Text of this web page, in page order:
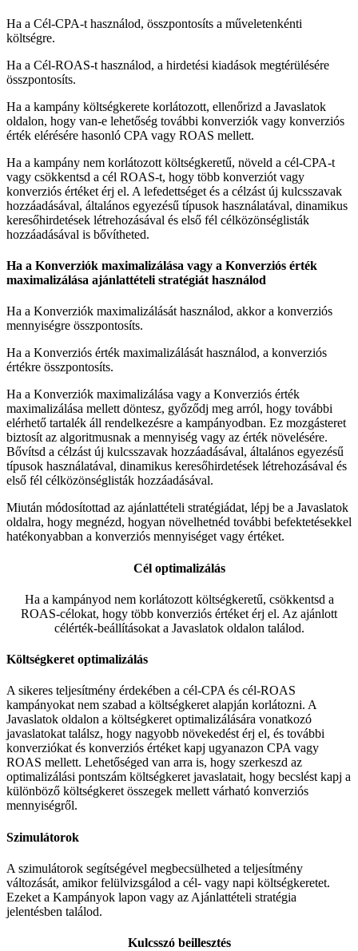
Ha a Cél-CPA-t használod, összpontosíts a műveletenkénti
költségre.
Ha a Cél-ROAS-t használod, a hirdetési kiadások megtérülésére
összpontosíts.
Ha a kampány költségkerete korlátozott, ellenőrizd a Javaslatok
oldalon, hogy van-e lehetőség további konverziók vagy konverziós
érték elérésére hasonló CPA vagy ROAS mellett.
Ha a kampány nem korlátozott költségkeretű, növeld a cél-CPA-t
vagy csökkentsd a cél ROAS-t, hogy több konverziót vagy
konverziós értéket érj el. A lefedettséget és a célzást új kulcsszavak
hozzáadásával, általános egyezésű típusok használatával, dinamikus
keresőhirdetések létrehozásával és első fél célközönséglisták
hozzáadásával is bővítheted.
Ha a Konverziók maximalizálása vagy a Konverziós érték
maximalizálása ajánlattételi stratégiát használod
Ha a Konverziók maximalizálását használod, akkor a konverziós
mennyiségre összpontosíts.
Ha a Konverziós érték maximalizálását használod, a konverziós
értékre összpontosíts.
Ha a Konverziók maximalizálása vagy a Konverziós érték
maximalizálása mellett döntesz, győződj meg arról, hogy további
elérhető tartalék áll rendelkezésre a kampányodban. Ez mozgásteret
biztosít az algoritmusnak a mennyiség vagy az érték növelésére.
Bővítsd a célzást új kulcsszavak hozzáadásával, általános egyezésű
típusok használatával, dinamikus keresőhirdetések létrehozásával és
első fél célközönséglisták hozzáadásával.
Miután módosítottad az ajánlattételi stratégiádat, lépj be a Javaslatok
oldalra, hogy megnézd, hogyan növelhetnéd további befektetésekkel
hatékonyabban a konverziós mennyiséget vagy értéket.
Cél optimalizálás
Ha a kampányod nem korlátozott költségkeretű, csökkentsd a
ROAS-célokat, hogy több konverziós értéket érj el. Az ajánlott
célérték-beállításokat a Javaslatok oldalon találod.
Költségkeret optimalizálás
A sikeres teljesítmény érdekében a cél-CPA és cél-ROAS
kampányokat nem szabad a költségkeret alapján korlátozni. A
Javaslatok oldalon a költségkeret optimalizálására vonatkozó
javaslatokat találsz, hogy nagyobb növekedést érj el, és további
konverziókat és konverziós értéket kapj ugyanazon CPA vagy
ROAS mellett. Lehetőséged van arra is, hogy szerkeszd az
optimalizálási pontszám költségkeret javaslatait, hogy becslést kapj a
különböző költségkeret összegek mellett várható konverziós
mennyiségről.
Szimulátorok
A szimulátorok segítségével megbecsülheted a teljesítmény
változását, amikor felülvizsgálod a cél- vagy napi költségkeretet.
Ezeket a Kampányok lapon vagy az Ajánlattételi stratégia
jelentésben találod.
Kulcsszó beillesztés